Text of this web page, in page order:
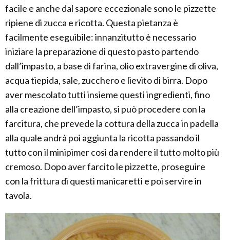
facile e anche dal sapore eccezionale sono le pizzette
ripiene di zucca e ricotta. Questa pietanza è
facilmente eseguibile: innanzitutto è necessario
iniziare la preparazione di questo pasto partendo
dall’impasto, a base di farina, olio extravergine di oliva,
acqua tiepida, sale, zucchero e lievito di birra. Dopo
aver mescolato tutti insieme questi ingredienti, fino
alla creazione dell’impasto, si può procedere con la
farcitura, che prevede la cottura della zucca in padella
alla quale andrà poi aggiunta la ricotta passando il
tutto con il minipimer così da rendere il tutto molto più
cremoso. Dopo aver farcito le pizzette, proseguire
con la frittura di questi manicaretti e poi servire in
tavola.